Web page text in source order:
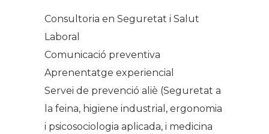
Consultoria en Seguretat i Salut
Laboral
Comunicació preventiva
Aprenentatge experiencial
Servei de prevenció aliè (Seguretat a
la feina, higiene industrial, ergonomia
i psicosociologia aplicada, i medicina